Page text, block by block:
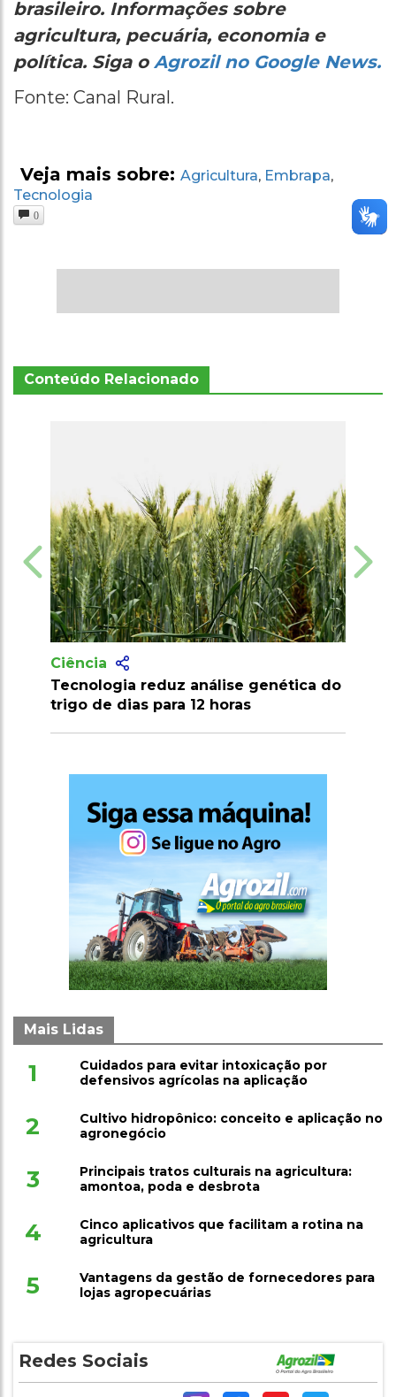
brasileiro. Informações sobre
agricultura, pecuária, economia e
política. Siga o Agrozil no Google News.
Fonte: Canal Rural.
Veja mais sobre: Agricultura, Embrapa,
Tecnologia
0
Conteúdo Relacionado
genética do Pesquisa desenvolve palma
resistente a pragas e amplia
Mais Lidas
1
Cuidados para evitar intoxicação por
defensivos agrícolas na aplicação
2
Cultivo hidropônico: conceito e aplicação no
agronegócio
3
Principais tratos culturais na agricultura:
amontoa, poda e desbrota
4
Cinco aplicativos que facilitam a rotina na
agricultura
5
Vantagens da gestão de fornecedores para
lojas agropecuárias
Redes Sociais